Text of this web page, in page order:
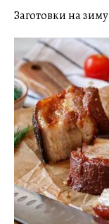
Заготовки на зиму